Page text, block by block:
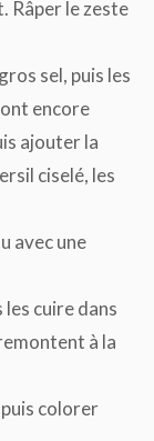
Râper le zeste
sel, puis les
encore
ajouter la
ciselé, les
avec une
cuire dans
à la
colorer